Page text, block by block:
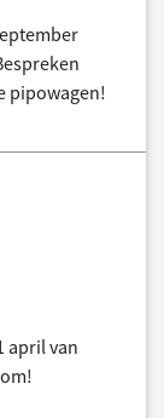
pipowagen!
april van